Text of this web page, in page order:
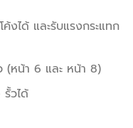
งได้ และรับแรงกระแทก
(หน้า 6 และ หน้า 8)
วได้